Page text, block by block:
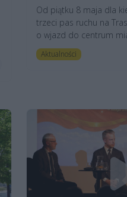
Od piątku 8 maja dla
trzeci pas ruchu na
o wjazd do centrum
Aktualności